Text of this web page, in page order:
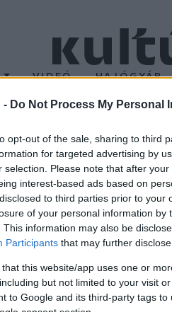
- Do Not Process My Personal
opt-out of the sale, sharing to third
for targeted advertising by
selection. Please note that after
interest-based ads based on
to third parties prior to
of your personal information by
This information may also be
Participants that may further
that this website/app uses one or
but not limited to your visit
to Google and its third-party tags
consent section.
VIDEÓ HAJÓGYÁR
március 2-án,
A monodrámát Harsányi
az előítéletekről, a parttalan
és a jelmezt Tapasztó Ernő